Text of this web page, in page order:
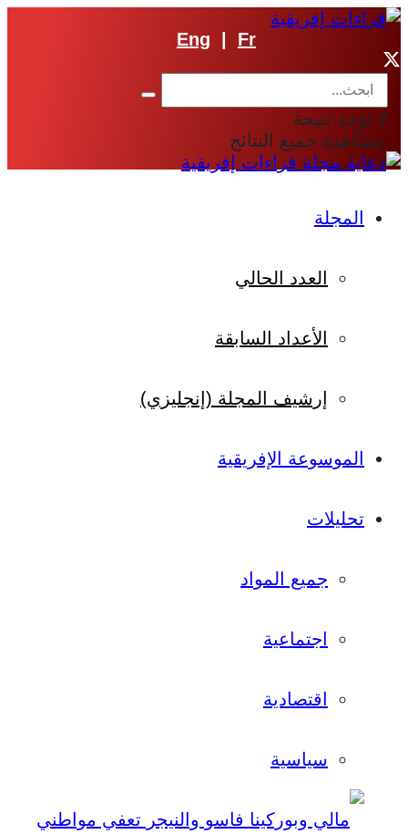
Eng Fr
لا توجد نتيجة
مشاهدة جميع النتائج
المجلة
العدد الحالي
الأعداد السابقة
إرشيف المجلة (إنجليزي)
الموسوعة الإفريقية
تحليلات
جميع المواد
اجتماعية
اقتصادية
سياسية